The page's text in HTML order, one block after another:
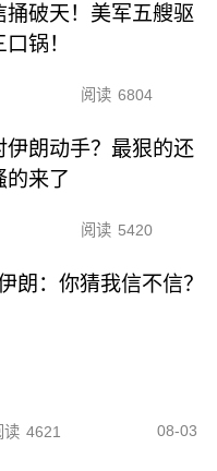
捅破天！美军五艘驱
锅！
阅读 6804
伊朗动手？最狠的还
的来了
阅读 5420
朗：你猜我信不信？
读 4621 08-03